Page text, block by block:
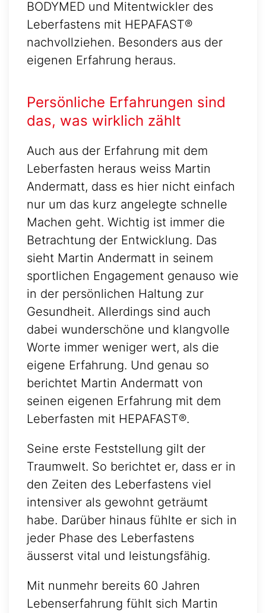
BODYMED und Mitentwickler des
Leberfastens mit HEPAFAST®
nachvollziehen. Besonders aus der
eigenen Erfahrung heraus.
Persönliche Erfahrungen sind
das, was wirklich zählt
Auch aus der Erfahrung mit dem
Leberfasten heraus weiss Martin
Andermatt, dass es hier nicht einfach
nur um das kurz angelegte schnelle
Machen geht. Wichtig ist immer die
Betrachtung der Entwicklung. Das
sieht Martin Andermatt in seinem
sportlichen Engagement genauso wie
in der persönlichen Haltung zur
Gesundheit. Allerdings sind auch
dabei wunderschöne und klangvolle
Worte immer weniger wert, als die
eigene Erfahrung. Und genau so
berichtet Martin Andermatt von
seinen eigenen Erfahrung mit dem
Leberfasten mit HEPAFAST®.
Seine erste Feststellung gilt der
Traumwelt. So berichtet er, dass er in
den Zeiten des Leberfastens viel
intensiver als gewohnt geträumt
habe. Darüber hinaus fühlte er sich in
jeder Phase des Leberfastens
äusserst vital und leistungsfähig.
Mit nunmehr bereits 60 Jahren
Lebenserfahrung fühlt sich Martin